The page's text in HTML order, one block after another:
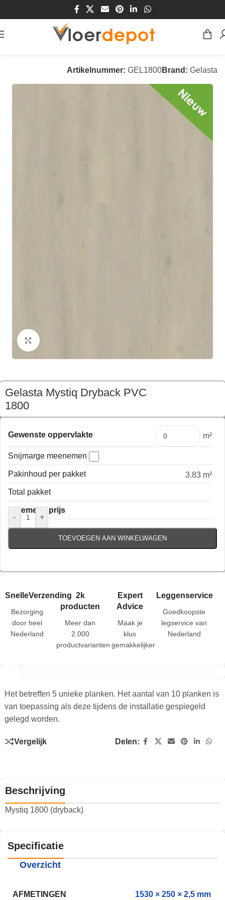
/Vloeren/PVC Vloeren
Artikelnummer: GEL1800Brand: Gelasta
Klik om te vergroten
Gelasta Mystiq Dryback PVC
1800
€185,56 Pakket
Gewenste oppervlakte m²
Snijmarge meenemen
Pakinhoud per pakket
3.83 m²
Total pakket
Algemene prijs
-
+
TOEVOEGEN AAN WINKELWAGEN
SnelleVerzending
Bezorging
door heel
Nederland
2k
producten
Meer dan
2.000
productvarianten
Expert
Advice
Maak je
klus
gemakkelijker
Leggenservice
Goedkoopste
legservice van
Nederland
Het betreffen 5 unieke planken. Het aantal van 10 planken is
van toepassing als deze tijdens de installatie gespiegeld
gelegd worden.
Vergelijk Delen:
Beschrijving
Mystiq 1800 (dryback)
Specificatie
Overzicht
AFMETINGEN 1530 × 250 × 2,5 mm